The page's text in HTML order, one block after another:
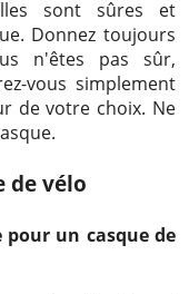
sont sûres et
Donnez toujours
n'êtes pas sûr,
vous simplement
de votre choix. Ne
de vélo
un casque de